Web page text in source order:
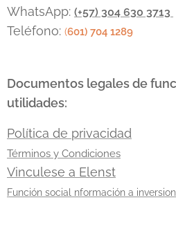
ecosistema
robusto, y
Arista
centrado en la...
operador
el objetivo
evitar
WhatsApp: (+57) 304 630 3713
Teléfono: (601) 704 1289
Documentos legales de
utilidades:
Política de privacidad
Términos y Condiciones
Vinculese a Elenst
Función social nformación a